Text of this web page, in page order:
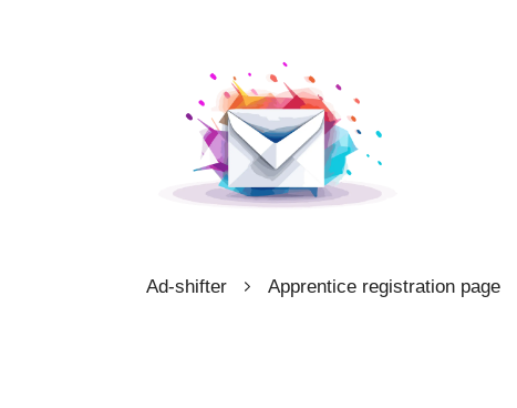
Ad-shifter Apprentice registration page